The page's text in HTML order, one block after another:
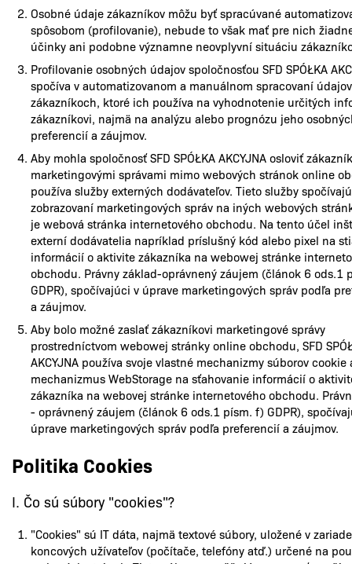
Osobné údaje zákazníkov môžu byť spracúvané
spôsobom (profilovanie), nebude to však mať pre nich
účinky ani podobne významne neovplyvní situáciu
Profilovanie osobných údajov spoločnosťou SFD SPÓŁKA
spočíva v automatizovanom a manuálnom spracovaní
zákazníkoch, ktoré ich používa na vyhodnotenie určitých
zákazníkovi, najmä na analýzu alebo prognózu jeho
preferencií a záujmov.
Aby mohla spoločnosť SFD SPÓŁKA AKCYJNA osloviť
marketingovými správami mimo webových stránok online
používa služby externých dodávateľov. Tieto služby
zobrazovaní marketingových správ na iných webových
je webová stránka internetového obchodu. Na tento účel
externí dodávatelia napríklad príslušný kód alebo pixel na
informácií o aktivite zákazníka na webowej stránke
obchodu. Právny základ-oprávnený záujem (článok 6 ods.1
GDPR), spočívajúci v úprave marketingových správ podľa
a záujmov.
Aby bolo možné zaslať zákazníkovi marketingové správy
prostredníctvom webowej stránky online obchodu, SFD
AKCYJNA používa svoje vlastné mechanizmy súborov cookie
mechanizmus WebStorage na sťahovanie informácií o
zákazníka na webovej stránke internetového obchodu.
- oprávnený záujem (článok 6 ods.1 písm. f) GDPR),
úprave marketingových správ podľa preferencií a záujmov.
Politika Cookies
I. Čo sú súbory "cookies"?
"Cookies" sú IT dáta, najmä textové súbory, uložené v
koncových užívateľov (počítače, telefóny atď.) určené na